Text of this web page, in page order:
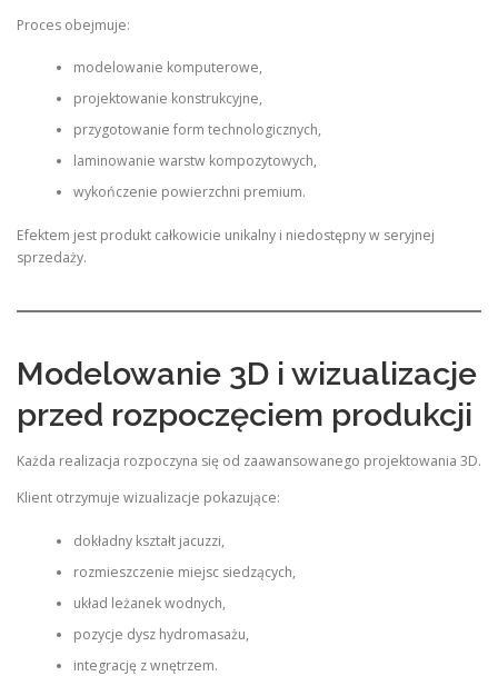
Proces obejmuje:
modelowanie komputerowe,
projektowanie konstrukcyjne,
przygotowanie form technologicznych,
laminowanie warstw kompozytowych,
wykończenie powierzchni premium.
Efektem jest produkt całkowicie unikalny i niedostępny w seryjnej
sprzedaży.
Modelowanie 3D i wizualizacje
przed rozpoczęciem produkcji
Każda realizacja rozpoczyna się od zaawansowanego projektowania 3D.
Klient otrzymuje wizualizacje pokazujące:
dokładny kształt jacuzzi,
rozmieszczenie miejsc siedzących,
układ leżanek wodnych,
pozycje dysz hydromasażu,
integrację z wnętrzem.